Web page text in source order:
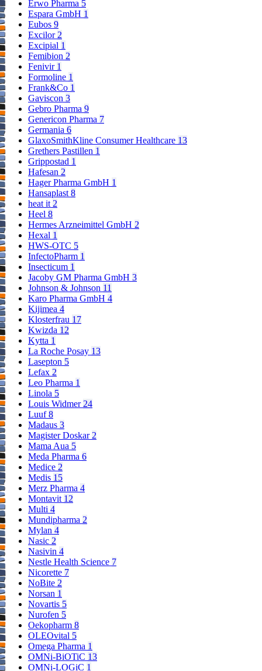
Erwo Pharma 5
Espara GmbH 1
Eubos 9
Excilor 2
Excipial 1
Femibion 2
Fenivir 1
Formoline 1
Frank&Co 1
Gaviscon 3
Gebro Pharma 9
Genericon Pharma 7
Germania 6
GlaxoSmithKline Consumer Healthcare 13
Grethers Pastillen 1
Grippostad 1
Hafesan 2
Hager Pharma GmbH 1
Hansaplast 8
heat it 2
Heel 8
Hermes Arzneimittel GmbH 2
Hexal 1
HWS-OTC 5
InfectoPharm 1
Insecticum 1
Jacoby GM Pharma GmbH 3
Johnson & Johnson 11
Karo Pharma GmbH 4
Kijimea 4
Klosterfrau 17
Kwizda 12
Kytta 1
La Roche Posay 13
Lasepton 5
Lefax 2
Leo Pharma 1
Linola 5
Louis Widmer 24
Luuf8
Madaus 3
Magister Doskar 2
Mama Aua 5
Meda Pharma 6
Medice 2
Medis 15
Merz Pharma 4
Montavit 12
Multi 4
Mundipharma 2
Mylan 4
Nasic 2
Nasivin 4
Nestle Health Science 7
Nicorette 7
NoBite 2
Norsan 1
Novartis 5
Nurofen 5
Oekopharm 8
OLEOvital 5
Omega Pharma 1
OMNi-BiOTiC 13
OMNi-LOGiC 1